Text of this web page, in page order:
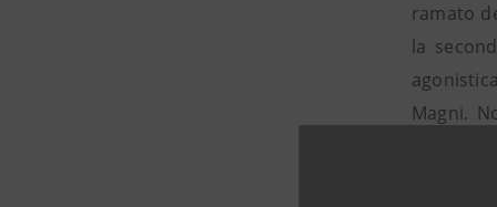
ramato
la
Magni.